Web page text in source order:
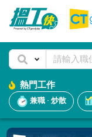
熱門工作
兼職 · 炒散